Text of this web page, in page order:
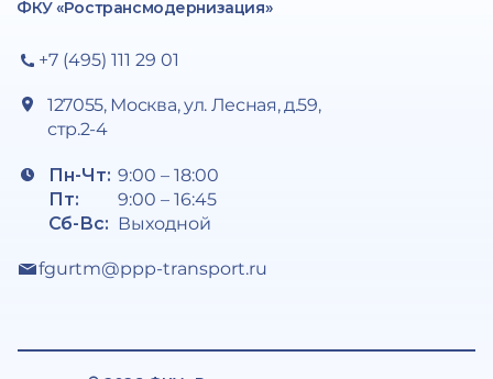
ФКУ «Ространсмодернизация»
+7 (495) 111 29 01
127055, Москва, ул. Лесная, д.59,
стр.2-4
Пн-Чт:
Пт:
Сб-Вс:
9:00 – 18:00
9:00 – 16:45
Выходной
fgurtm@ppp-transport.ru